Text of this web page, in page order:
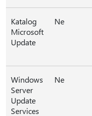
Katalog
Microsoft
Update
Ne
Windows
Server
Update
Services
Ne